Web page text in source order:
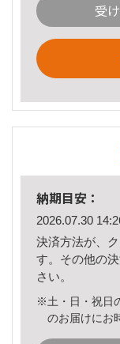
受
納期目安：
2026.07.30
決済方法が、
す。その他の
さい。
※土・日・祝日
のお届けにお